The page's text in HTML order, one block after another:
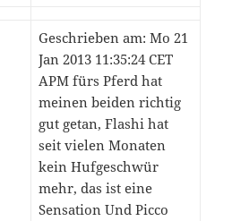
Geschrieben am: Mo 21
Jan 2013 11:35:24 CET
APM fürs Pferd hat
meinen beiden richtig
gut getan, Flashi hat
seit vielen Monaten
kein Hufgeschwür
mehr, das ist eine
Sensation Und Picco